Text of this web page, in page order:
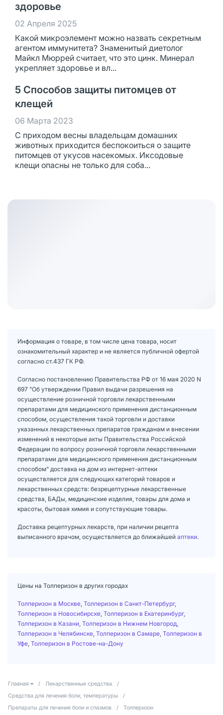
здоровье
02 Апреля 2025
Какой микроэлемент можно назвать секретным
агентом иммунитета? Знаменитый диетолог
Майкл Мюррей считает, что это цинк. Минерал
укрепляет здоровье и вл...
5 Способов защиты питомцев от
клещей
06 Марта 2023
С приходом весны владельцам домашних
животных приходится беспокоиться о защите
питомцев от укусов насекомых. Иксодовые
клещи опасны не только для соба...
Информация о товаре, в том числе цена товара, носит
ознакомительный характер и не является публичной офертой
согласно ст.437 ГК РФ.
Согласно постановлению Правительства РФ от 16 мая 2020 N
697 "Об утверждении Правил выдачи разрешения на
осуществление розничной торговли лекарственными
препаратами для медицинского применения дистанционным
способом, осуществления такой торговли и доставки
указанных лекарственных препаратов гражданам и внесении
изменений в некоторые акты Правительства Российской
Федерации по вопросу розничной торговли лекарственными
препаратами для медицинского применения дистанционным
способом" доставка на дом из интернет-аптеки
осуществляется для следующих категорий товаров и
лекарственных средств: безрецептурные лекарственные
средства, БАДы, медицинские изделия, товары для дома и
красоты, бытовая химия и сопутствующие товары.
Доставка рецептурных лекарств, при наличии рецепта
выписанного врачом, осуществляется до ближайшей аптеки.
Цены на Толперизон в других городах
Толперизон в Москве Толперизон в Санкт-Петербург,
Толперизон в Новосибирске Толперизон в Екатеринбург,
Толперизон в Казани Толперизон в Нижнем Новгород
Толперизон в Челябинске Толперизон в Самаре Толперизон в
Уфе Толперизон в Ростове-на-Дону
Главная / Лекарственные средства
/
Средства для лечения боли, температуры
/
Препараты для лечения боли и спазмов
/ Толперизон